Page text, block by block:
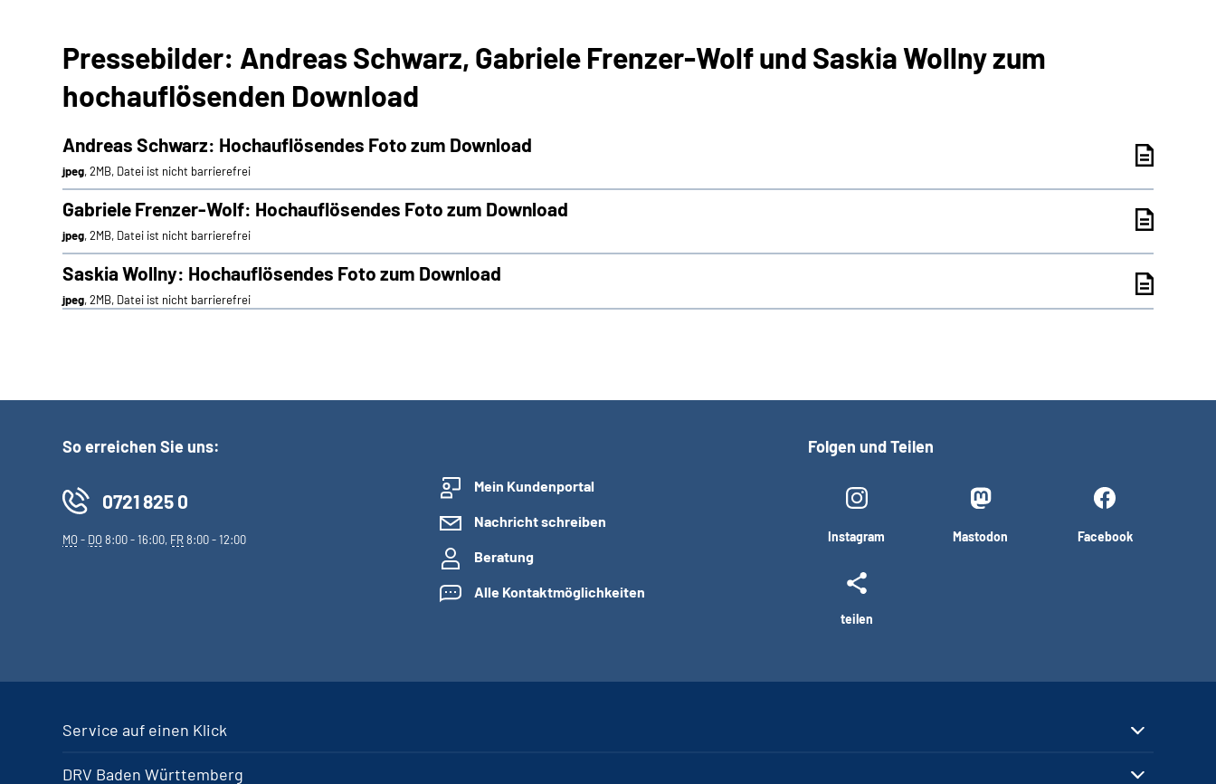
Pressebilder: Andreas Schwarz, Gabriele Frenzer-Wolf und Saskia Wollny zum
hochauflösenden Download
Andreas Schwarz: Hochauflösendes Foto zum Download
jpeg, 2MB, Datei ist nicht barrierefrei
Gabriele Frenzer-Wolf: Hochauflösendes Foto zum Download
jpeg, 2MB, Datei ist nicht barrierefrei
Saskia Wollny: Hochauflösendes Foto zum Download
jpeg, 2MB, Datei ist nicht barrierefrei
So erreichen Sie uns:
0721 825 0
MO- DO8:00 - 16:00, FR8:00 - 12:00
Mein Kundenportal
Nachricht schreiben
Beratung
Alle Kontaktmöglichkeiten
Folgen und Teilen
Instagram Mastodon Facebook
teilen
Service auf einen Klick
DRV Baden Württemberg